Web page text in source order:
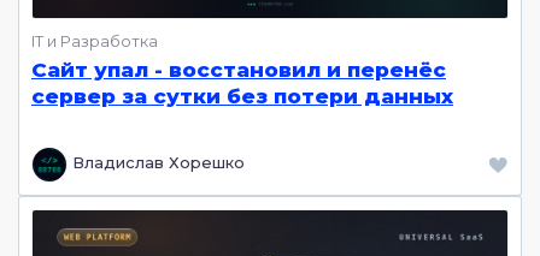
IT и Разработка
Сайт упал - восстановил и перенёс
сервер за сутки без потери данных
Владислав Хорешко